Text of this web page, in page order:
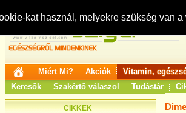
kat használ, melyekre szükség van
Miért Mi? Akciók Vitamin,
Keresők
Szakértő válaszol Tudástár
CIKKEK